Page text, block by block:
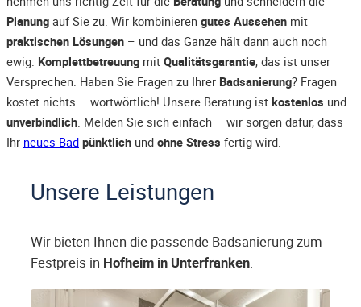
Planung auf Sie zu. Wir kombinieren gutes Aussehen mit
praktischen Lösungen – und das Ganze hält dann auch noch
ewig. Komplettbetreuung mit Qualitätsgarantie, das ist unser
Versprechen. Haben Sie Fragen zu Ihrer Badsanierung? Fragen
kostet nichts – wortwörtlich! Unsere Beratung ist kostenlos und
unverbindlich. Melden Sie sich einfach – wir sorgen dafür, dass
Ihr neues Bad pünktlich und ohne Stress fertig wird.
Unsere Leistungen
Wir bieten Ihnen die passende Badsanierung zum
Festpreis in Hofheim in Unterfranken.